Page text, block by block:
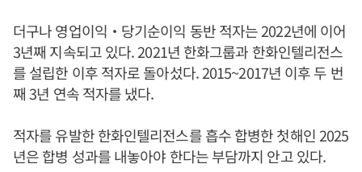
더구나 영업이익‧당기순이익 동반 적자는 2022년에 이어
3년째 지속되고 있다. 2021년 한화그룹과 한화인텔리전스
를 설립한 이후 적자로 돌아섰다. 2015~2017년 이후 두 번
째 3년 연속 적자를 냈다.
적자를 유발한 한화인텔리전스를 흡수 합병한 첫해인 2025
년은 합병 성과를 내놓아야 한다는 부담까지 안고 있다.